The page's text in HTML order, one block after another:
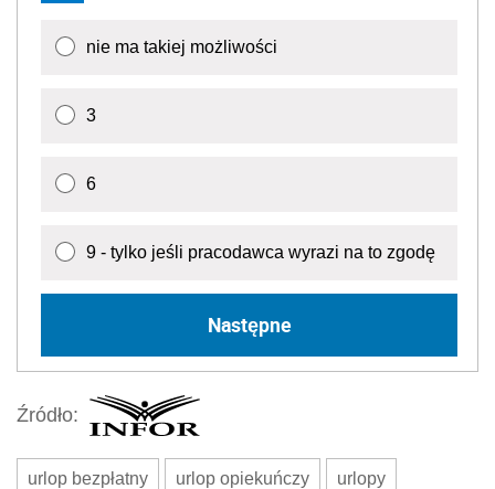
nie ma takiej możliwości
3
6
9 - tylko jeśli pracodawca wyrazi na to zgodę
Następne
Źródło:
urlop bezpłatny urlop opiekuńczy urlopy